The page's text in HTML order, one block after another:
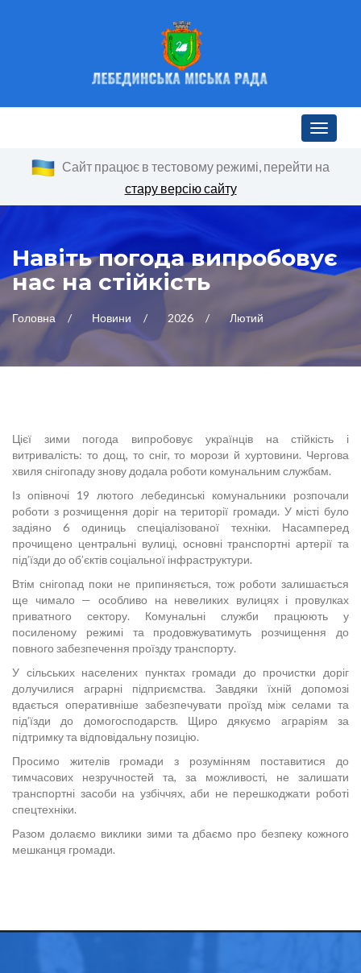
Toggle
Сайт працює в тестовому режимі, перейти на
стару версію сайту
Навіть погода випробовує
нас на стійкість
Головна Новини 2026 Лютий
Цієї зими погода випробовує українців на стійкість і
витривалість: то дощ, то сніг, то морози й хуртовини. Чергова
хвиля снігопаду знову додала роботи комунальним службам.
Із опівночі 19 лютого лебединські комунальники розпочали
роботи з розчищення доріг на території громади. У місті було
задіяно 6 одиниць спеціалізованої техніки. Насамперед
прочищено центральні вулиці, основні транспортні артерії та
під’їзди до об’єктів соціальної інфраструктури.
Втім снігопад поки не припиняється, тож роботи залишається
ще чимало — особливо на невеликих вулицях і провулках
приватного сектору. Комунальні служби працюють у
посиленому режимі та продовжуватимуть розчищення до
повного забезпечення проїзду транспорту.
У сільських населених пунктах громади до прочистки доріг
долучилися аграрні підприємства. Завдяки їхній допомозі
вдається оперативніше забезпечувати проїзд між селами та
під’їзди до домогосподарств. Щиро дякуємо аграріям за
підтримку та відповідальну позицію.
Просимо жителів громади з розумінням поставитися до
тимчасових незручностей та, за можливості, не залишати
транспортні засоби на узбіччях, аби не перешкоджати роботі
спецтехніки.
Разом долаємо виклики зими та дбаємо про безпеку кожного
мешканця громади.